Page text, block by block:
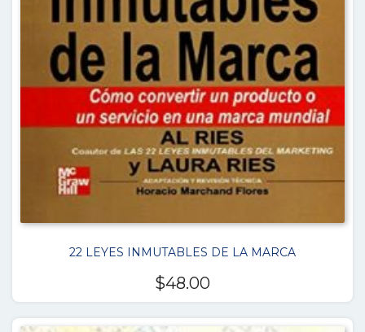
22 LEYES INMUTABLES DE LA MARCA
$48.00